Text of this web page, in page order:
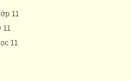
11
11
11